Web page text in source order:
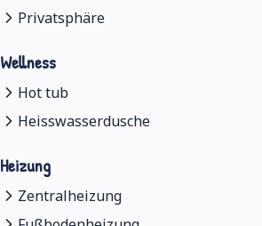
Privatsphäre
Wellness
Hot tub
Heisswasserdusche
Heizung
Zentralheizung